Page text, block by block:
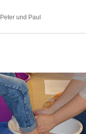
und Paul